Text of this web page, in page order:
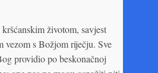
životom, savjest
vezom s Božjom riječju. Sve
providio po beskonačnoj